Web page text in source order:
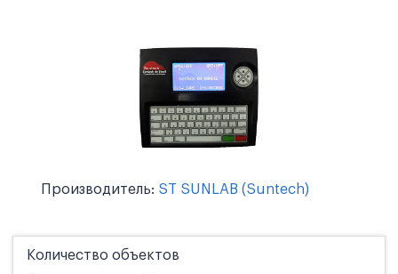
Производитель: ST SUNLAB (Suntech)
Количество объектов